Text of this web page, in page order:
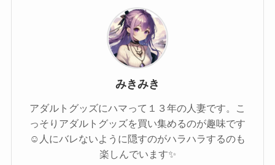
みきみき
アダルトグッズにハマって１３年の人妻です。こ
っそりアダルトグッズを買い集めるのが趣味です
☺️人にバレないように隠すのがハラハラするのも
楽しんでいます✨️